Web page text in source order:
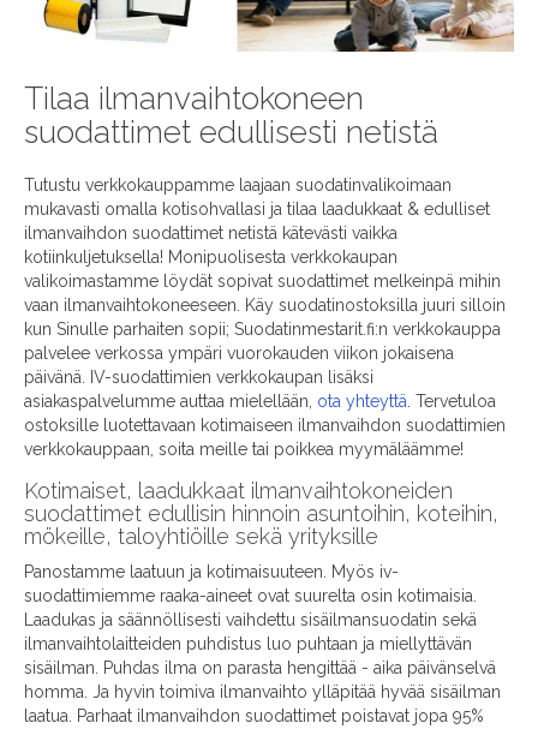
Tilaa ilmanvaihtokoneen
suodattimet edullisesti netistä
Tutustu verkkokauppamme laajaan suodatinvalikoimaan
mukavasti omalla kotisohvallasi ja tilaa laadukkaat & edulliset
ilmanvaihdon suodattimet netistä kätevästi vaikka
kotiinkuljetuksella! Monipuolisesta verkkokaupan
valikoimastamme löydät sopivat suodattimet melkeinpä mihin
vaan ilmanvaihtokoneeseen. Käy suodatinostoksilla juuri silloin
kun Sinulle parhaiten sopii; Suodatinmestarit.fi:n verkkokauppa
palvelee verkossa ympäri vuorokauden viikon jokaisena
päivänä. IV-suodattimien verkkokaupan lisäksi
asiakaspalvelumme auttaa mielellään, ota yhteyttä. Tervetuloa
ostoksille luotettavaan kotimaiseen ilmanvaihdon suodattimien
verkkokauppaan, soita meille tai poikkea myymäläämme!
Kotimaiset, laadukkaat ilmanvaihtokoneiden
suodattimet edullisin hinnoin asuntoihin, koteihin,
mökeille, taloyhtiöille sekä yrityksille
Panostamme laatuun ja kotimaisuuteen. Myös iv-
suodattimiemme raaka-aineet ovat suurelta osin kotimaisia.
Laadukas ja säännöllisesti vaihdettu sisäilmansuodatin sekä
ilmanvaihtolaitteiden puhdistus luo puhtaan ja miellyttävän
sisäilman. Puhdas ilma on parasta hengittää - aika päivänselvä
homma. Ja hyvin toimiva ilmanvaihto ylläpitää hyvää sisäilman
laatua. Parhaat ilmanvaihdon suodattimet poistavat jopa 95%